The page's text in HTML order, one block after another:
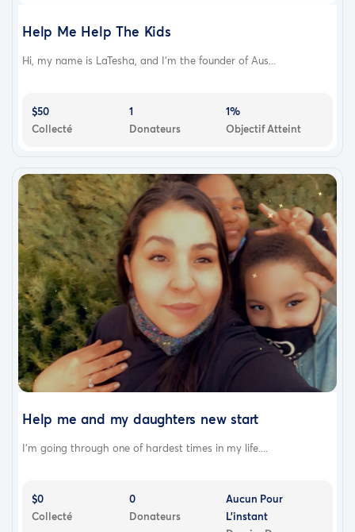
Help Me Help The Kids
Hi, my name is LaTesha, and I’m the founder of Aus...
$50
Collecté
1
Donateurs
1%
Objectif Atteint
Help me and my daughters new start
I’m going through one of hardest times in my life....
$0
Collecté
0
Donateurs
Aucun Pour
L'instant